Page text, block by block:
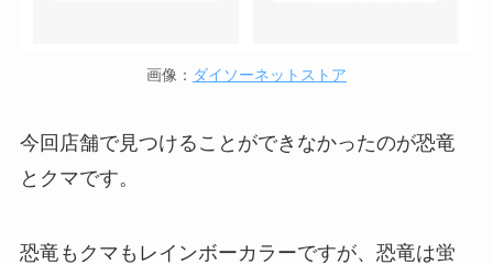
画像： ダイソーネットストア
今回店舗で見つけることができなかったのが恐竜
とクマです。
恐竜もクマもレインボーカラーですが、恐竜は蛍